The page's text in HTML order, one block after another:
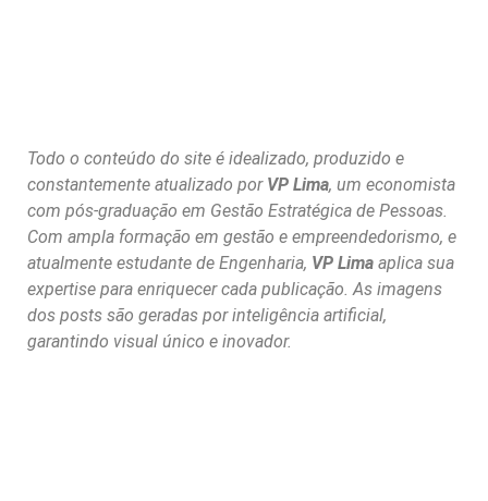
Todo o conteúdo do site é idealizado, produzido e
constantemente atualizado por VP Lima, um economista
com pós-graduação em Gestão Estratégica de Pessoas.
Com ampla formação em gestão e empreendedorismo, e
atualmente estudante de Engenharia, VP Lima aplica sua
expertise para enriquecer cada publicação. As imagens
dos posts são geradas por inteligência artificial,
garantindo visual único e inovador.